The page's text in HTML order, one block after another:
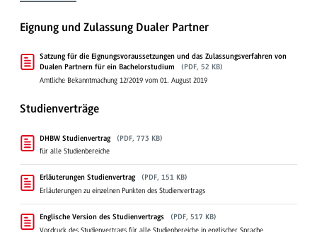
Eignung und Zulassung Dualer Partner
Satzung für die Eignungsvoraussetzungen und das Zulassungsverfahren von
Dualen Partnern für ein Bachelorstudium
(PDF, 52 KB)
Amtliche Bekanntmachung 12/2019 vom 01. August 2019
Studienverträge
DHBW Studienvertrag (PDF, 773 KB)
für alle Studienbereiche
Erläuterungen Studienvertrag (PDF, 151 KB)
Erläuterungen zu einzelnen Punkten des Studienvertrags
Englische Version des Studienvertrags (PDF, 517 KB)
Vordruck des Studienvertrags für alle Studienbereiche in englischer Sprache